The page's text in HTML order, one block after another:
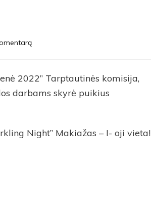
2022” Tarptautinės komisija,
darbams skyrė puikius
Night” Makiažas – I- oji vieta!